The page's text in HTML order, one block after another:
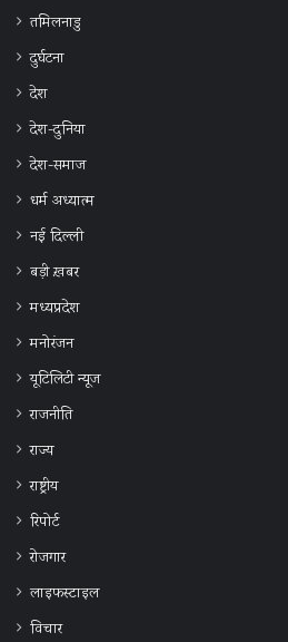
तमिलनाडु
दुर्घटना
देश
देश-दुनिया
देश-समाज
धर्म अध्यात्म
नई दिल्ली
बड़ी ख़बर
मध्यप्रदेश
मनोरंजन
यूटिलिटी न्यूज
राजनीति
राज्य
राष्ट्रीय
रिपोर्ट
रोजगार
लाइफस्टाइल
विचार